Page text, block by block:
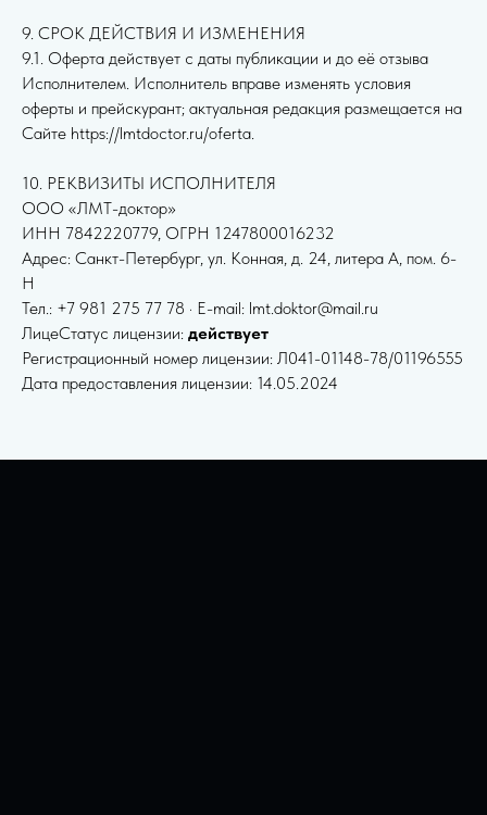
9. СРОК ДЕЙСТВИЯ И ИЗМЕНЕНИЯ
9.1. Оферта действует с даты публикации и до её отзыва
Исполнителем. Исполнитель вправе изменять условия
оферты и прейскурант; актуальная редакция размещается на
Сайте https://lmtdoctor.ru/oferta.
10. РЕКВИЗИТЫ ИСПОЛНИТЕЛЯ
ООО «ЛМТ-доктор»
ИНН 7842220779, ОГРН 1247800016232
Адрес: Санкт-Петербург, ул. Конная, д. 24, литера А, пом. 6-
Н
Тел.: +7 981 275 77 78 · E-mail: lmt.doktor@mail.ru
ЛицеСтатус лицензии: действует
Регистрационный номер лицензии: Л041-01148-78/01196555
Дата предоставления лицензии: 14.05.2024